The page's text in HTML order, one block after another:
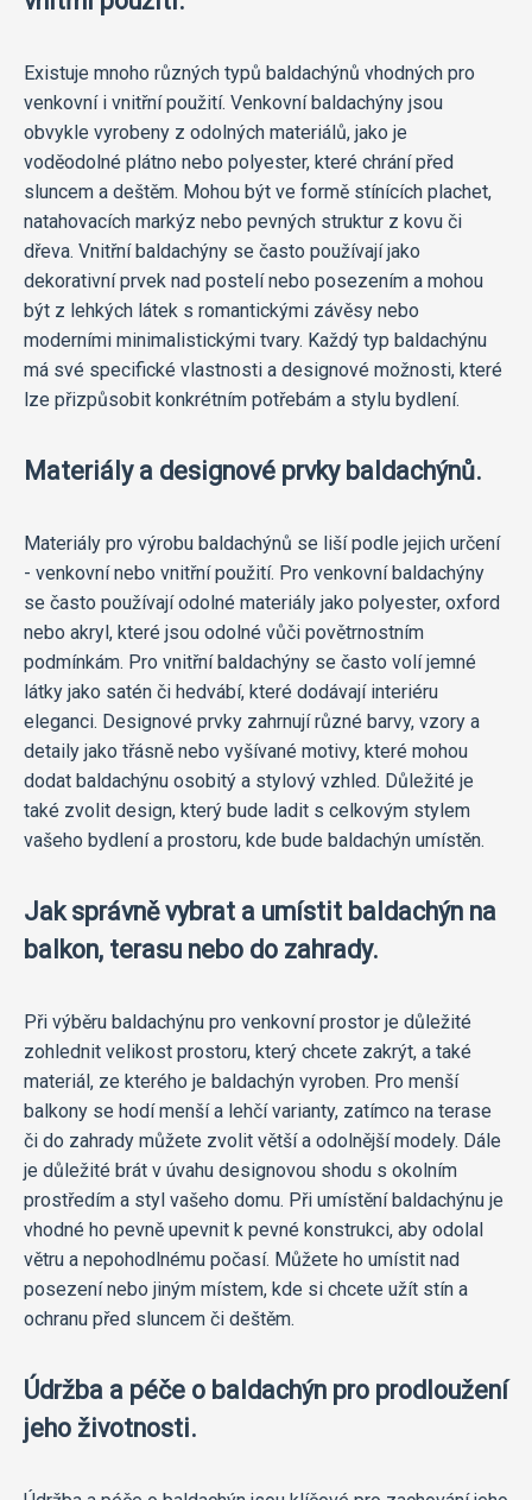
Existuje mnoho různých typů baldachýnů vhodných pro
venkovní i vnitřní použití. Venkovní baldachýny jsou
obvykle vyrobeny z odolných materiálů, jako je
voděodolné plátno nebo polyester, které chrání před
sluncem a deštěm. Mohou být ve formě stínících plachet,
natahovacích markýz nebo pevných struktur z kovu či
dřeva. Vnitřní baldachýny se často používají jako
dekorativní prvek nad postelí nebo posezením a mohou
být z lehkých látek s romantickými závěsy nebo
moderními minimalistickými tvary. Každý typ baldachýnu
má své specifické vlastnosti a designové možnosti, které
lze přizpůsobit konkrétním potřebám a stylu bydlení.
Materiály a designové prvky baldachýnů.
Materiály pro výrobu baldachýnů se liší podle jejich určení
- venkovní nebo vnitřní použití. Pro venkovní baldachýny
se často používají odolné materiály jako polyester, oxford
nebo akryl, které jsou odolné vůči povětrnostním
podmínkám. Pro vnitřní baldachýny se často volí jemné
látky jako satén či hedvábí, které dodávají interiéru
eleganci. Designové prvky zahrnují různé barvy, vzory a
detaily jako třásně nebo vyšívané motivy, které mohou
dodat baldachýnu osobitý a stylový vzhled. Důležité je
také zvolit design, který bude ladit s celkovým stylem
vašeho bydlení a prostoru, kde bude baldachýn umístěn.
Jak správně vybrat a umístit baldachýn na
balkon, terasu nebo do zahrady.
Při výběru baldachýnu pro venkovní prostor je důležité
zohlednit velikost prostoru, který chcete zakrýt, a také
materiál, ze kterého je baldachýn vyroben. Pro menší
balkony se hodí menší a lehčí varianty, zatímco na terase
či do zahrady můžete zvolit větší a odolnější modely. Dále
je důležité brát v úvahu designovou shodu s okolním
prostředím a styl vašeho domu. Při umístění baldachýnu je
vhodné ho pevně upevnit k pevné konstrukci, aby odolal
větru a nepohodlnému počasí. Můžete ho umístit nad
posezení nebo jiným místem, kde si chcete užít stín a
ochranu před sluncem či deštěm.
Údržba a péče o baldachýn pro prodloužení
jeho životnosti.